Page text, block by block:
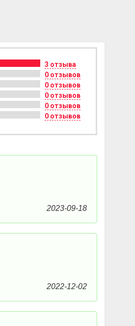
3 отзыва
0 отзывов
0 отзывов
0 отзывов
0 отзывов
0 отзывов
2023-09-18
2022-12-02